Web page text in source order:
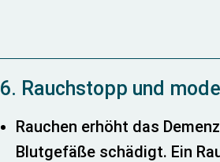
6. Rauchstopp und
Rauchen erhöht das
Blutgefäße schädigt. Ein